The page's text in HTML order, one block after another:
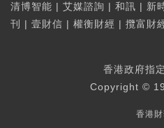
清博智能 | 艾媒諮詢 | 和訊 | 新
刊
| 壹財信 | 權衡財經 | 攬富財
香港政府指
Copyright ©
香港